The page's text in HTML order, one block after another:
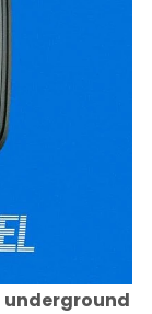
underground